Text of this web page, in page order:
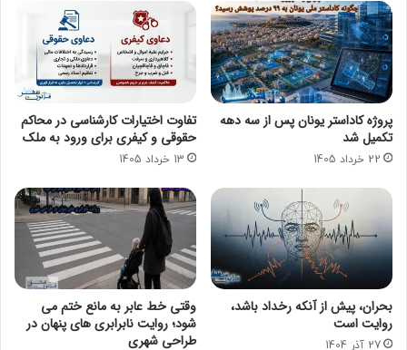
پروژه کاداستر یونان پس از سه دهه
تکمیل شد
22 خرداد 1405
تفاوت اختیارات کارشناسی در محاکم
حقوقی و کیفری برای ورود به ملک
13 خرداد 1405
بحران، پیش از آنکه رخداد باشد،
روایت است
27 آذر 1404
وقتی خط عابر به مانع ختم می
شود؛ روایت نابرابری های پنهان در
طراحی شهری